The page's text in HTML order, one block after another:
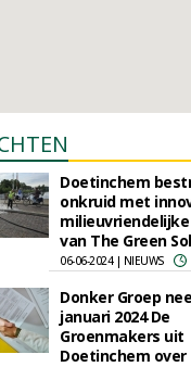
Doetinchem
onkruid met
van The Green
06-06-2024 | NIEUWS
Donker Groep
januari 2024 De
Groenmakers uit
Doetinchem over